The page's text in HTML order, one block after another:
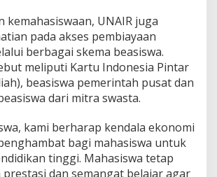
kemahasiswaan, UNAIR juga
pada akses pembiayaan
berbagai skema beasiswa.
meliputi Kartu Indonesia Pintar
beasiswa pemerintah pusat dan
dari mitra swasta.
kami berharap kendala ekonomi
bagi mahasiswa untuk
tinggi. Mahasiswa tetap
dan semangat belajar agar